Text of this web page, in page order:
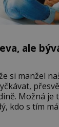
ale
si manžel
Možná je
kdo s tím